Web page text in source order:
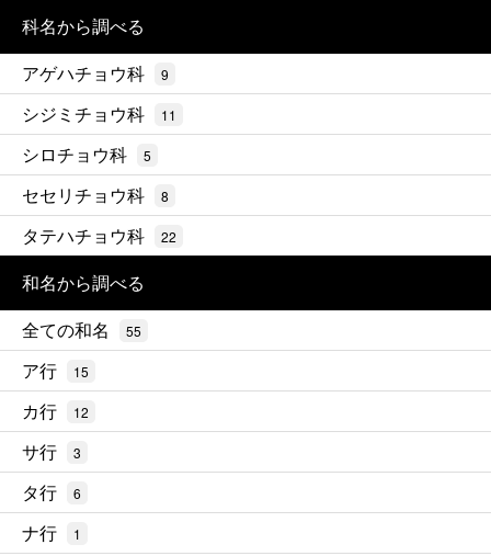
科名から調べる
アゲハチョウ科
9
シジミチョウ科 11
シロチョウ科 5
セセリチョウ科 8
タテハチョウ科 22
和名から調べる
全ての和名
55
ア行 15
カ行 12
サ行 3
タ行 6
ナ行 1